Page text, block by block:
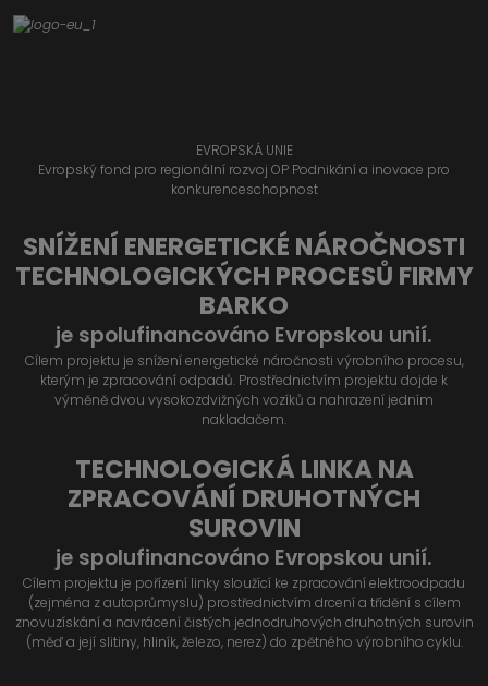
EVROPSKÁ UNIE
Evropský fond pro regionální rozvoj OP Podnikání a inovace pro
konkurenceschopnost
SNÍŽENÍ ENERGETICKÉ NÁROČNOSTI
TECHNOLOGICKÝCH PROCESŮ FIRMY
BARKO
je spolufinancováno Evropskou unií.
Cílem projektu je snížení energetické náročnosti výrobního procesu,
kterým je zpracování odpadů. Prostřednictvím projektu dojde k
výměně dvou vysokozdvižných vozíků a nahrazení jedním
nakladačem.
TECHNOLOGICKÁ LINKA NA
ZPRACOVÁNÍ DRUHOTNÝCH
SUROVIN
je spolufinancováno Evropskou unií.
Cílem projektu je pořízení linky sloužící ke zpracování elektroodpadu
(zejména z autoprůmyslu) prostřednictvím drcení a třídění s cílem
znovuzískání a navrácení čistých jednodruhových druhotných surovin
(měď a její slitiny, hliník, železo, nerez) do zpětného výrobního cyklu.